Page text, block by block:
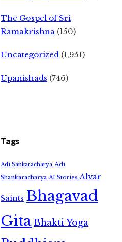
The Gospel of Sri
Ramakrishna (150)
Uncategorized (1,951)
Upanishads (746)
Tags
Adi Sankaracharya Adi
Shankaracharya AI Stories Alvar
Saints Bhagavad
GitaBhakti Yoga